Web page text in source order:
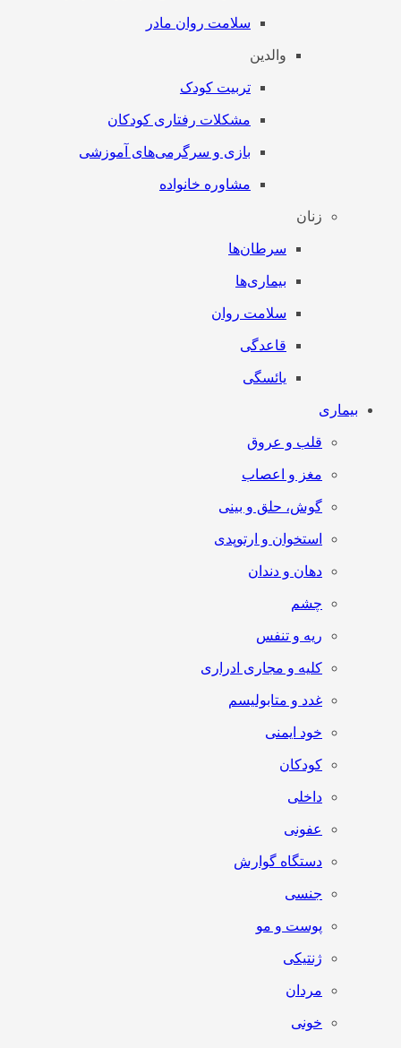
سلامت روان مادر
والدین
تربیت کودک
مشکلات رفتاری کودکان
بازی و سرگرمی‌های آموزشی
مشاوره خانواده
زنان
سرطان‌‌ها
بیماری‌ها
سلامت روان
قاعدگی
یائسگی
بیماری
قلب و عروق
مغز و اعصاب
گوش، حلق و بینی
استخوان و ارتوپدی
دهان و دندان
چشم
ریه و تنفس
کلیه و مجاری ادراری
غدد و متابولیسم
خود ایمنی
کودکان
داخلی
عفونی
دستگاه گوارش
جنسی
پوست و مو
ژنتیکی
مردان
خونی